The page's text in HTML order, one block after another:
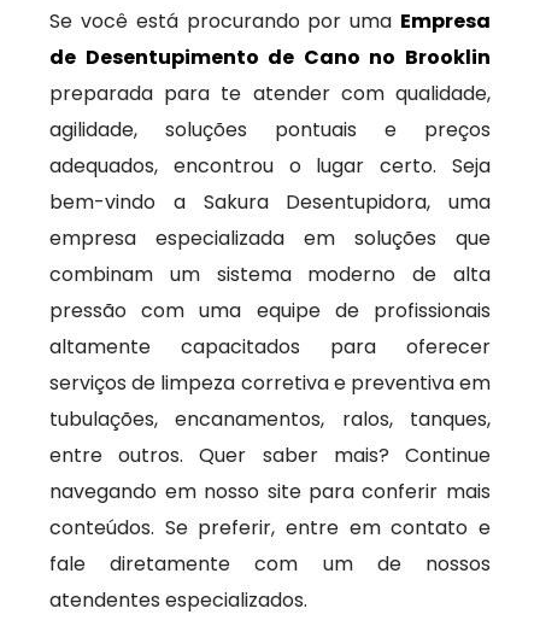
Se você está procurando por uma Empresa
de Desentupimento de Cano no Brooklin
preparada para te atender com qualidade,
agilidade, soluções pontuais e preços
adequados, encontrou o lugar certo. Seja
bem-vindo a Sakura Desentupidora, uma
empresa especializada em soluções que
combinam um sistema moderno de alta
pressão com uma equipe de profissionais
altamente capacitados para oferecer
serviços de limpeza corretiva e preventiva em
tubulações, encanamentos, ralos, tanques,
entre outros. Quer saber mais? Continue
navegando em nosso site para conferir mais
conteúdos. Se preferir, entre em contato e
fale diretamente com um de nossos
atendentes especializados.